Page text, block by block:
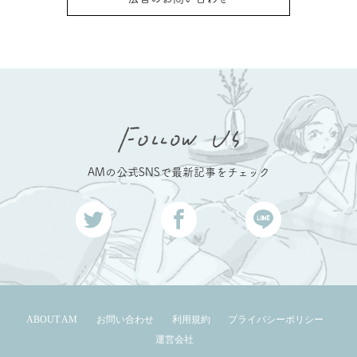
AMの公式SNSで最新記事をチェック
ABOUT AM お問い合わせ 利用規約
プライバシーポリシー
運営会社